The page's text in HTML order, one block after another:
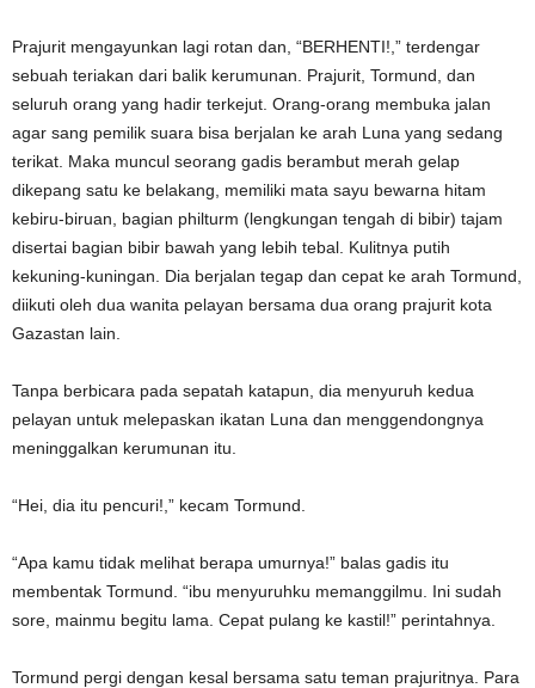
Prajurit mengayunkan lagi rotan dan, “BERHENTI!,” terdengar
sebuah teriakan dari balik kerumunan. Prajurit, Tormund, dan
seluruh orang yang hadir terkejut. Orang-orang membuka jalan
agar sang pemilik suara bisa berjalan ke arah Luna yang sedang
terikat. Maka muncul seorang gadis berambut merah gelap
dikepang satu ke belakang, memiliki mata sayu bewarna hitam
kebiru-biruan, bagian philturm (lengkungan tengah di bibir) tajam
disertai bagian bibir bawah yang lebih tebal. Kulitnya putih
kekuning-kuningan. Dia berjalan tegap dan cepat ke arah Tormund,
diikuti oleh dua wanita pelayan bersama dua orang prajurit kota
Gazastan lain.
Tanpa berbicara pada sepatah katapun, dia menyuruh kedua
pelayan untuk melepaskan ikatan Luna dan menggendongnya
meninggalkan kerumunan itu.
“Hei, dia itu pencuri!,” kecam Tormund.
“Apa kamu tidak melihat berapa umurnya!” balas gadis itu
membentak Tormund. “ibu menyuruhku memanggilmu. Ini sudah
sore, mainmu begitu lama. Cepat pulang ke kastil!” perintahnya.
Tormund pergi dengan kesal bersama satu teman prajuritnya. Para